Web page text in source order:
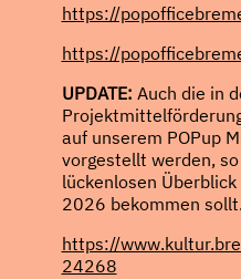
https://
https://
UPDATE: Auch die in
auf unserem POPup
vorgestellt werden,
lückenlosen
2026 bekommen sollt.
https://
24268